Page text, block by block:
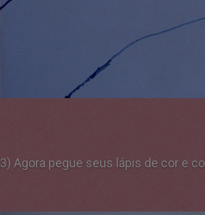
3) Agora pegue seus lápis de cor e